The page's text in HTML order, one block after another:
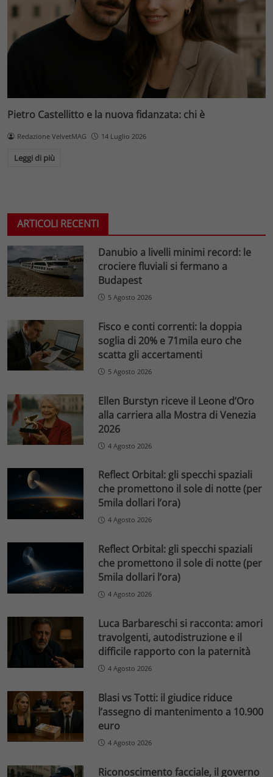
Pietro Castellitto e la nuova fidanzata: chi è
Redazione VelvetMAG 14 Luglio 2026
Leggi di più
ARTICOLI RECENTI
Danubio a livelli minimi record: le
crociere fluviali si fermano a
Budapest
5 Agosto 2026
Fisco e conti correnti: la doppia
soglia di 20% e 71mila euro che
scatta gli accertamenti
5 Agosto 2026
Ellen Burstyn riceve il Leone d’Oro
alla carriera alla Mostra di Venezia
2026
4 Agosto 2026
Reflect Orbital: gli specchi spaziali
che promettono il sole di notte (per
5mila dollari l’ora)
4 Agosto 2026
Reflect Orbital: gli specchi spaziali
che promettono il sole di notte (per
5mila dollari l’ora)
4 Agosto 2026
Luca Barbareschi si racconta: amori
travolgenti, autodistruzione e il
difficile rapporto con la paternità
4 Agosto 2026
Blasi vs Totti: il giudice riduce
l’assegno di mantenimento a 10.900
euro
4 Agosto 2026
Riconoscimento facciale, il governo